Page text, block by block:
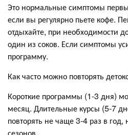
Это нормальные симптомы
если вы регулярно пьете кофе.
отдыхайте, при необходимости
один из соков. Если симптомы
программу.
Как часто можно повторять
Короткие программы (1-3 дня)
месяц. Длительные курсы (5-7
повторять не чаще 3-4 раз в
сезонов.